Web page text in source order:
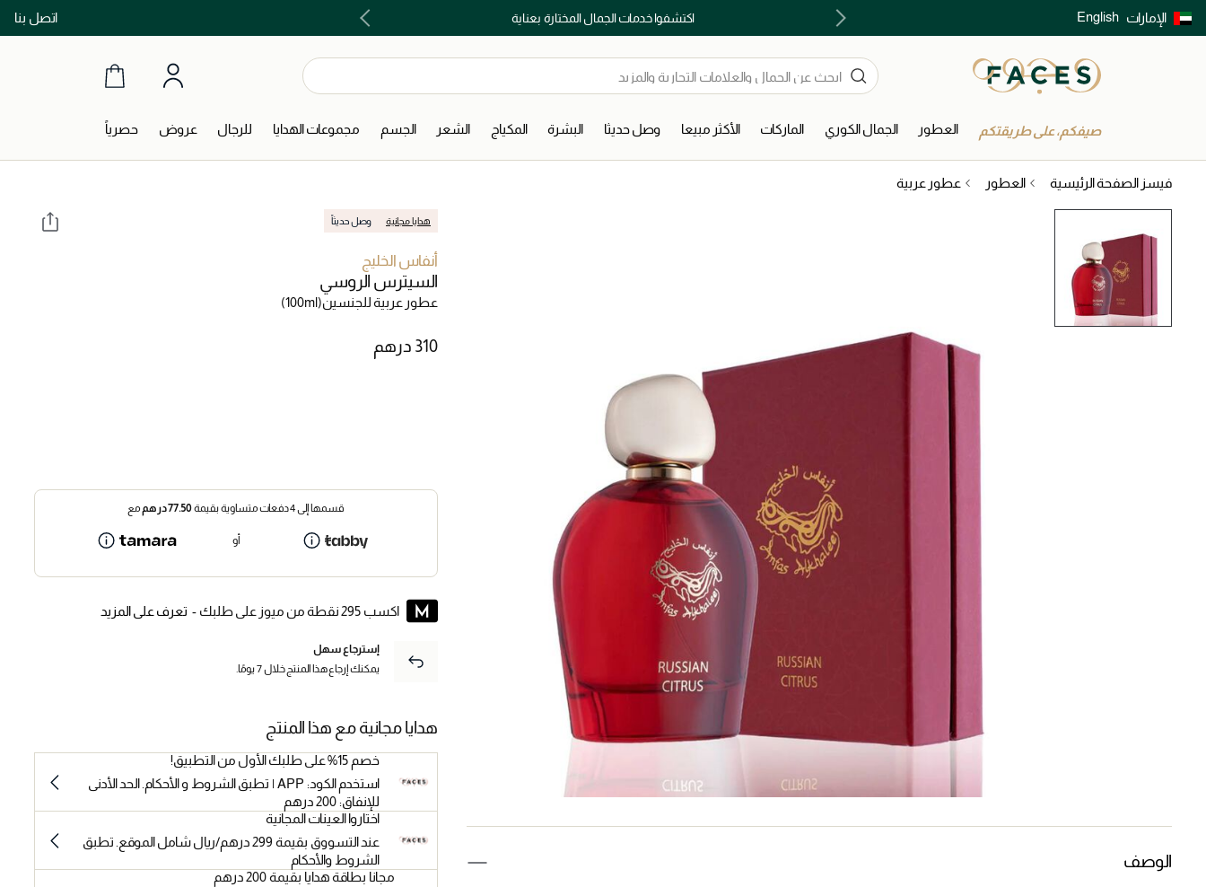
الإمارات English اتصل بنااشتري الآن و ادفع لاحقاً مع تابي و تمارا! اكتشفوا خدمات الجمال المختارة بعناية توصيل سريع على جميع الطلبات ما فوق 299 درهم
صيفكم، على طريقتكم العطور الجمال الكوري الماركات الأكثر مبيعا وصل حديثا البشرة المكياج الشعر الجسم مجموعات الهدايا للرجال عروض حصرياً
فيسز الصفحة الرئيسية العطور عطور عربية
الوصف
هدايا مجانية وصل حديثاً
أنفاس الخليج
السيترس الروسي
عطور عربية للجنسين(100ml)
قسمها إلى 4 دفعات متساوية بقيمة 77.50درهممع
أو
اكسب 295 نقطة من ميوز على طلبك - تعرف على المزيد
إسترجاع سهل
يمكنك إرجاع هذا المنتج خلال 7 يومًا.
هدايا مجانية مع هذا المنتج
خصم 15% على طلبك الأول من التطبيق!
استخدم الكود: APP | تطبق الشروط و الأحكام. الحد الأدنى
للإنفاق: 200 درهم
اختاروا العينات المجانية
عند التسووق بقيمة 299 درهم/ريال شامل الموقع. تطبق
الشروط والأحكام
مجانا بطاقة هدايا بقيمة 200 درهم